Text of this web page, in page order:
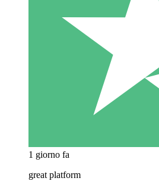
1 giorno fa
great platform